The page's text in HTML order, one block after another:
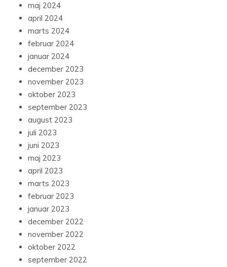
maj 2024
april 2024
marts 2024
februar 2024
januar 2024
december 2023
november 2023
oktober 2023
september 2023
august 2023
juli 2023
juni 2023
maj 2023
april 2023
marts 2023
februar 2023
januar 2023
december 2022
november 2022
oktober 2022
september 2022